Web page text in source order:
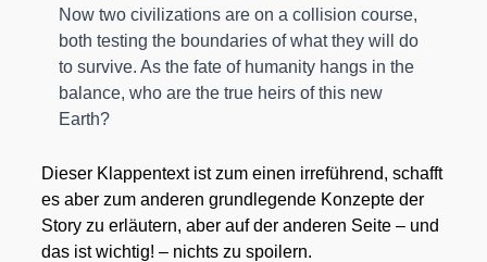
Now two civi­liza­ti­ons are on a col­li­si­on cour­se,
both test­ing the boun­da­ries of what they will do
to sur­vi­ve. As the fate of huma­ni­ty hangs in the
balan­ce, who are the true heirs of this new
Earth?
Die­ser Klap­pen­text ist zum einen irre­füh­rend, schafft
es aber zum ande­ren grund­le­gen­de Kon­zep­te der
Sto­ry zu erläu­tern, aber auf der ande­ren Sei­te – und
das ist wich­tig! – nichts zu spoi­lern.